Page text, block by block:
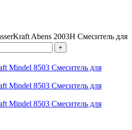
Abens 2003H Смеситель для